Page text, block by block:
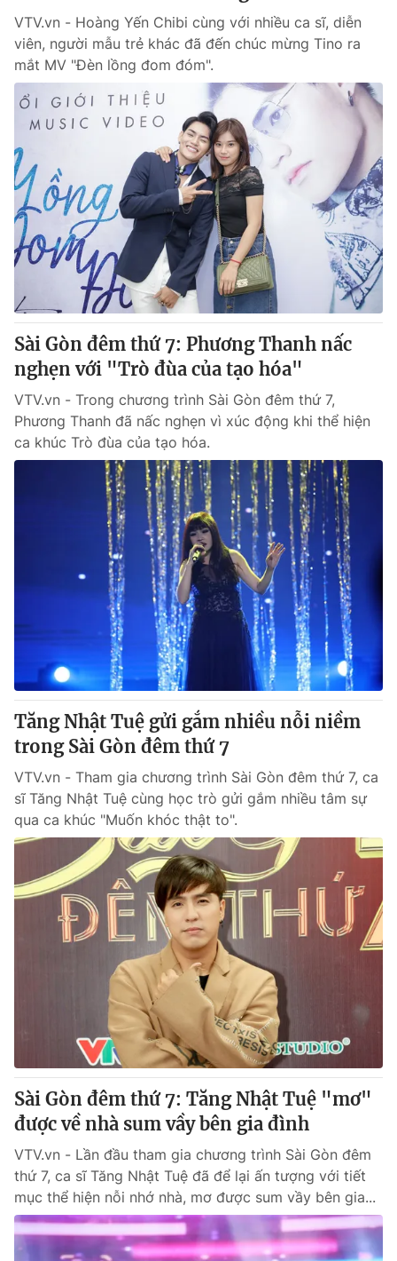
VTV.vn - Hoàng Yến Chibi cùng với nhiều ca sĩ, diễn
viên, người mẫu trẻ khác đã đến chúc mừng Tino ra
mắt MV "Đèn lồng đom đóm".
Sài Gòn đêm thứ 7: Phương Thanh nấc
nghẹn với "Trò đùa của tạo hóa"
VTV.vn - Trong chương trình Sài Gòn đêm thứ 7,
Phương Thanh đã nấc nghẹn vì xúc động khi thể hiện
ca khúc Trò đùa của tạo hóa.
Tăng Nhật Tuệ gửi gắm nhiều nỗi niềm
trong Sài Gòn đêm thứ 7
VTV.vn - Tham gia chương trình Sài Gòn đêm thứ 7, ca
sĩ Tăng Nhật Tuệ cùng học trò gửi gắm nhiều tâm sự
qua ca khúc "Muốn khóc thật to".
Sài Gòn đêm thứ 7: Tăng Nhật Tuệ "mơ"
được về nhà sum vầy bên gia đình
VTV.vn - Lần đầu tham gia chương trình Sài Gòn đêm
thứ 7, ca sĩ Tăng Nhật Tuệ đã để lại ấn tượng với tiết
mục thể hiện nỗi nhớ nhà, mơ được sum vầy bên gia...